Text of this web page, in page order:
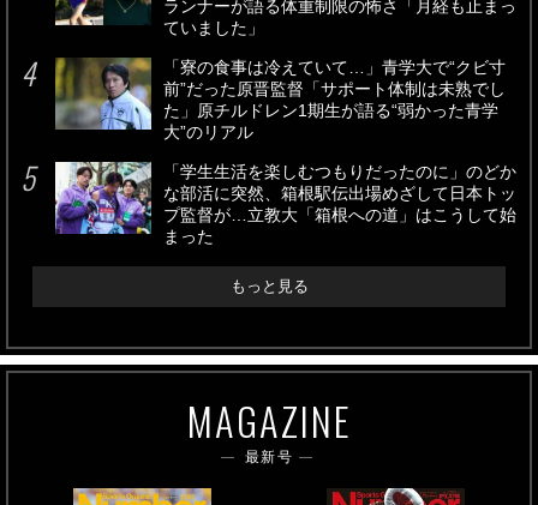
ランナーが語る体重制限の怖さ「月経も止まっ
ていました」
「寮の食事は冷えていて…」青学大で“クビ寸
前”だった原晋監督「サポート体制は未熟でし
た」原チルドレン1期生が語る“弱かった青学
大”のリアル
「学生生活を楽しむつもりだったのに」のどか
な部活に突然、箱根駅伝出場めざして日本トッ
プ監督が…立教大「箱根への道」はこうして始
まった
もっと見る
MAGAZINE
最新号